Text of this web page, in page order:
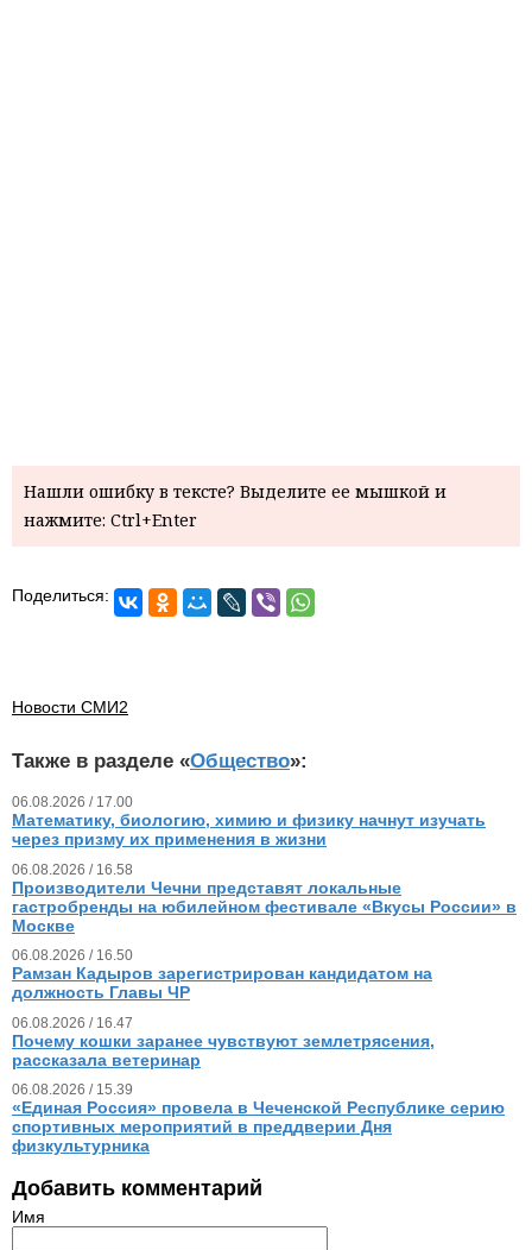
Нашли ошибку в тексте? Выделите ее мышкой и
нажмите: Ctrl+Enter
Поделиться:
Новости СМИ2
Также в разделе «Общество»:
06.08.2026 / 17.00
Математику, биологию, химию и физику начнут изучать
через призму их применения в жизни
06.08.2026 / 16.58
Производители Чечни представят локальные
гастробренды на юбилейном фестивале «Вкусы России» в
Москве
06.08.2026 / 16.50
Рамзан Кадыров зарегистрирован кандидатом на
должность Главы ЧР
06.08.2026 / 16.47
Почему кошки заранее чувствуют землетрясения,
рассказала ветеринар
06.08.2026 / 15.39
«Единая Россия» провела в Чеченской Республике серию
спортивных мероприятий в преддверии Дня
физкультурника
Добавить комментарий
Имя